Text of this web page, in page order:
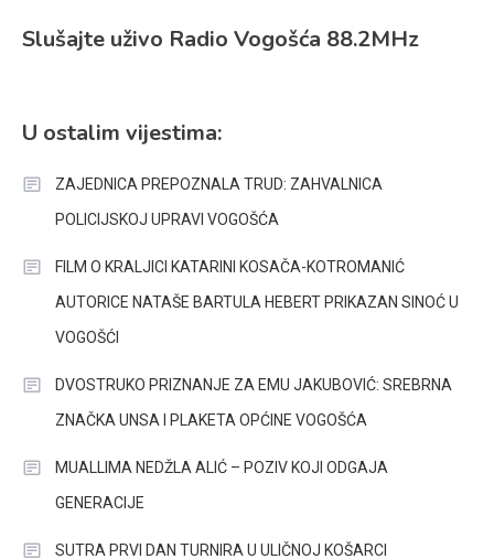
Slušajte uživo Radio Vogošća 88.2MHz
U ostalim vijestima:
ZAJEDNICA PREPOZNALA TRUD: ZAHVALNICA
POLICIJSKOJ UPRAVI VOGOŠĆA
FILM O KRALJICI KATARINI KOSAČA-KOTROMANIĆ
AUTORICE NATAŠE BARTULA HEBERT PRIKAZAN SINOĆ U
VOGOŠĆI
DVOSTRUKO PRIZNANJE ZA EMU JAKUBOVIĆ: SREBRNA
ZNAČKA UNSA I PLAKETA OPĆINE VOGOŠĆA
MUALLIMA NEDŽLA ALIĆ – POZIV KOJI ODGAJA
GENERACIJE
SUTRA PRVI DAN TURNIRA U ULIČNOJ KOŠARCI